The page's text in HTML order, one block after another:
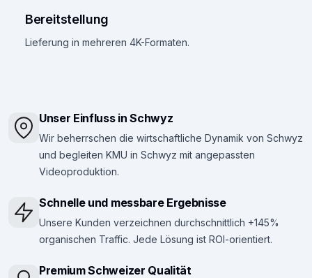
Bereitstellung
Lieferung in mehreren 4K-Formaten.
Unser Einfluss in Schwyz
Wir beherrschen die wirtschaftliche Dynamik von Schwyz
und begleiten KMU in Schwyz mit angepassten
Videoproduktion.
Schnelle und messbare Ergebnisse
Unsere Kunden verzeichnen durchschnittlich +145%
organischen Traffic. Jede Lösung ist ROI-orientiert.
Premium Schweizer Qualität